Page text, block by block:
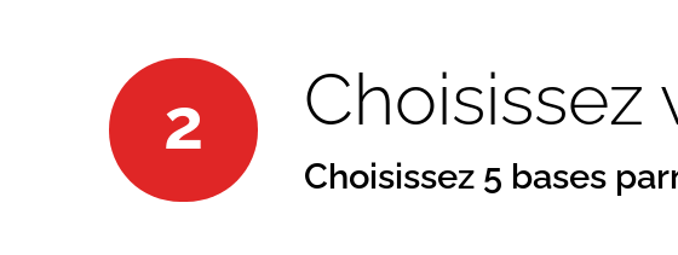
2 Choisissez
Choisissez 5 bases